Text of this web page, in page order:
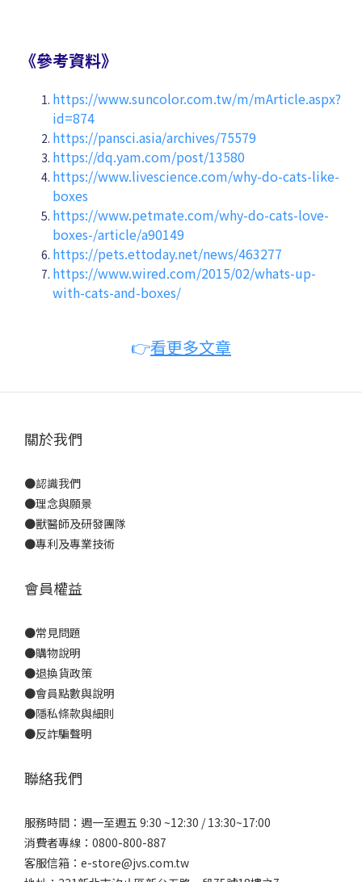
《參考資料》
https://www.suncolor.com.tw/m/mArticle.aspx?
id=874
https://pansci.asia/archives/75579
https://dq.yam.com/post/13580
https://www.livescience.com/why-do-cats-like-
boxes
https://www.petmate.com/why-do-cats-love-
boxes-/article/a90149
https://pets.ettoday.net/news/463277
https://www.wired.com/2015/02/whats-up-
with-cats-and-boxes/
👉看更多文章
關於我們
●認識我們
●理念與願景
●獸醫師及研發團隊
●專利及專業技術
會員權益
●常見問題
●購物說明
●退換貨政策
●會員點數與說明
●隱私條款與細則
●反詐騙聲明
聯絡我們
服務時間：週一至週五 9:30 ~12:30 / 13:30~17:00
消費者專線：0800-800-887
客服信箱：e-store@jvs.com.tw